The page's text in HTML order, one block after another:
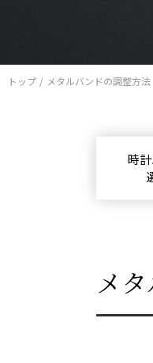
トップ メタルバンドの調整方法
時
メ